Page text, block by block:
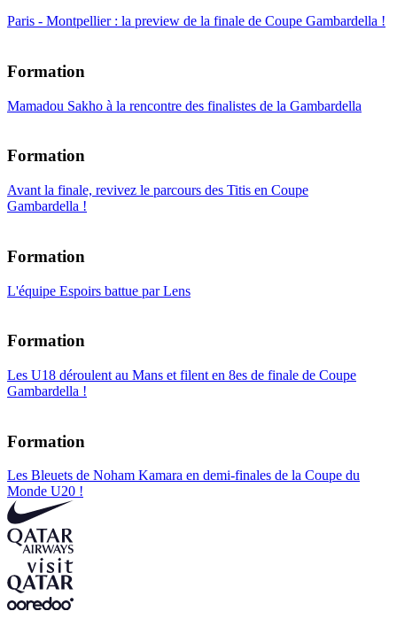
Paris - Montpellier : la preview de la finale de Coupe Gambardella !
Formation
Mamadou Sakho à la rencontre des finalistes de la Gambardella
Formation
Avant la finale, revivez le parcours des Titis en Coupe
Gambardella !
Formation
L'équipe Espoirs battue par Lens
Formation
Les U18 déroulent au Mans et filent en 8es de finale de Coupe
Gambardella !
Formation
Les Bleuets de Noham Kamara en demi-finales de la Coupe du
Monde U20 !